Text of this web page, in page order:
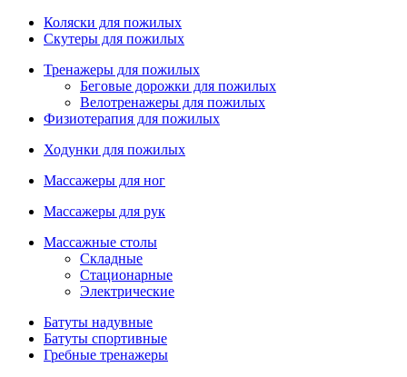
Коляски для пожилых
Скутеры для пожилых
Тренажеры для пожилых
Беговые дорожки для пожилых
Велотренажеры для пожилых
Физиотерапия для пожилых
Ходунки для пожилых
Массажеры для ног
Массажеры для рук
Массажные столы
Складные
Стационарные
Электрические
Батуты надувные
Батуты спортивные
Гребные тренажеры